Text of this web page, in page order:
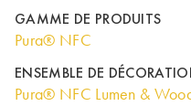
GAMME DE PRODUITS
Pura® NFC
ENSEMBLE DE
Pura® NFC Lumen &